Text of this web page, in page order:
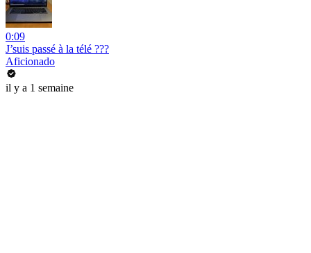
0:09
J’suis passé à la télé ???
Aficionado
il y a 1 semaine